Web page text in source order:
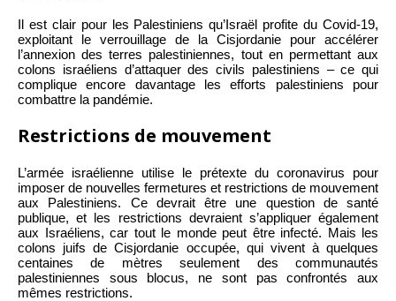
Il est clair pour les Palestiniens qu’Israël profite du Covid-19,
exploitant le verrouillage de la Cisjordanie pour accélérer
l’annexion des terres palestiniennes, tout en permettant aux
colons israéliens d’attaquer des civils palestiniens – ce qui
complique encore davantage les efforts palestiniens pour
combattre la pandémie.
Restrictions de mouvement
L’armée israélienne utilise le prétexte du coronavirus pour
imposer de nouvelles fermetures et restrictions de mouvement
aux Palestiniens. Ce devrait être une question de santé
publique, et les restrictions devraient s’appliquer également
aux Israéliens, car tout le monde peut être infecté. Mais les
colons juifs de Cisjordanie occupée, qui vivent à quelques
centaines de mètres seulement des communautés
palestiniennes sous blocus, ne sont pas confrontés aux
mêmes restrictions.